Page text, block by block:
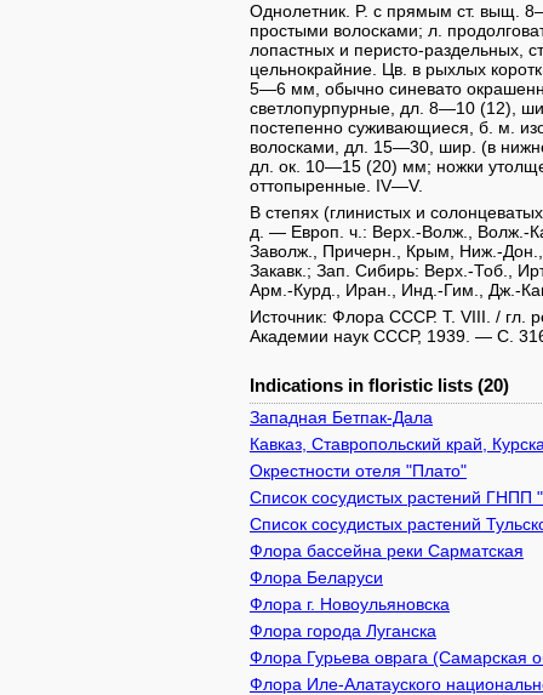
Однолетник. P. с прямым ст. выщ.
простыми волосками; л.
лопастных и перисто-раздельных,
цельнокрайние. Цв. в рыхлых
5—6 мм, обычно синевато
светлопурпурные, дл. 8—10 (12),
постепенно суживающиеся, б. м.
волосками, дл. 15—30, шир. (в
дл. ок. 10—15 (20) мм; ножки
оттопыренные. IV—V.
В степях (глинистых и
д. — Европ. ч.: Верх.-Волж., Волж.-
Заволж., Причерн., Крым, Ниж.-
Закавк.; Зап. Сибирь: Верх.-Тоб.,
Арм.-Курд., Иран., Инд.-Гим., Дж.-
Источник: Флора СССР. Т. VIII. / гл.
Академии наук СССР, 1939. — С.
Indications in floristic lists (20)
Западная Бетпак-Дала
Кавказ, Ставропольский край,
Окрестности отеля "Плато"
Список сосудистых растений ГНПП
Список сосудистых растений
Флора бассейна реки Сарматская
Флора Беларуси
Флора г. Новоульяновска
Флора города Луганска
Флора Гурьева оврага (Самарская
Флора Иле-Алатауского